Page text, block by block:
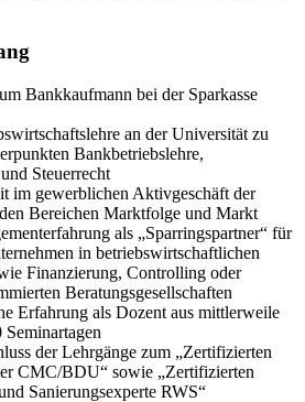
Bankkaufmann bei der Sparkasse
an der Universität zu
Bankbetriebslehre,
Steuerrecht
im gewerblichen Aktivgeschäft der
Bereichen Marktfolge und Markt
als „Sparringspartner“ für
in betriebswirtschaftlichen
Finanzierung, Controlling oder
Beratungsgesellschaften
Erfahrung als Dozent aus mittlerweile
der Lehrgänge zum „Zertifizierten
CMC/BDU“ sowie „Zertifizierten
Sanierungsexperte RWS“